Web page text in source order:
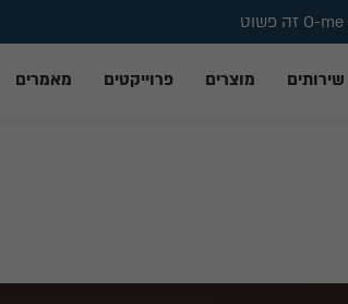
שירותים מוצרים פרוייקטים מאמרים